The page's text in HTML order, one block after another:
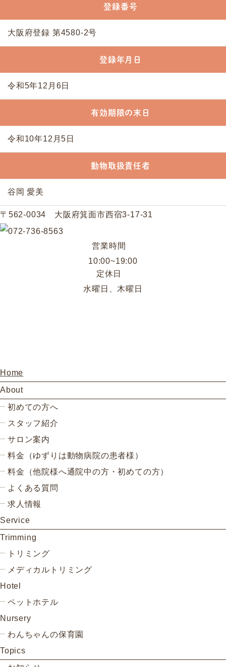
登録番号
大阪府登録 第4580-2号
登録年月日
令和5年12月6日
有効期限の末日
令和10年12月5日
動物取扱責任者
谷岡 愛美
〒562-0034 大阪府箕面市西宿3-17-31
営業時間
10:00~19:00
定休日
水曜日、木曜日
Home
About
初めての方へ
スタッフ紹介
サロン案内
料金（ゆずりは動物病院の患者様）
料金（他院様へ通院中の方・初めての方）
よくある質問
求人情報
Service
Trimming
トリミング
メディカルトリミング
Hotel
ペットホテル
Nursery
わんちゃんの保育園
Topics